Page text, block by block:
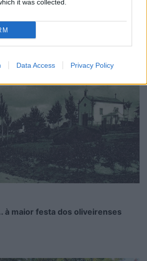
it was collected.
Data Access Privacy Policy
à maior festa dos oliveirenses